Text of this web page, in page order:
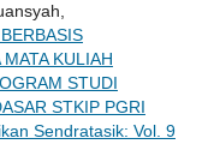
KULIAH
STUDI
STKIP PGRI
Sendratasik: Vol. 9